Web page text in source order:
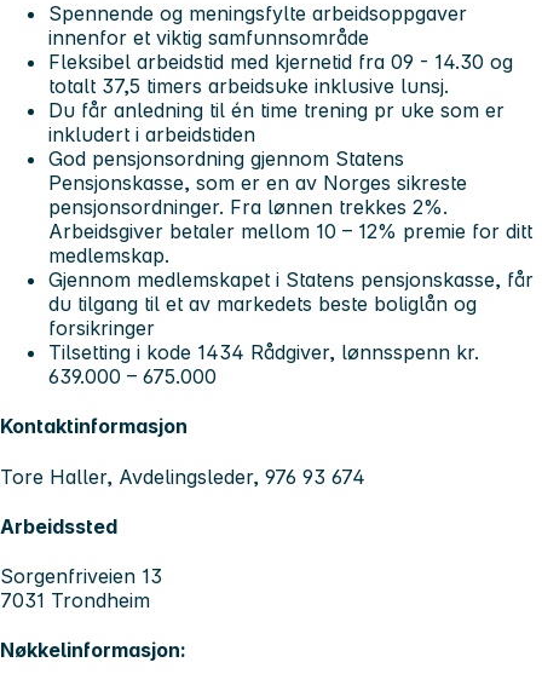
Spennende og meningsfylte arbeidsoppgaver
innenfor et viktig samfunnsområde
Fleksibel arbeidstid med kjernetid fra 09 - 14.30 og
totalt 37,5 timers arbeidsuke inklusive lunsj.
Du får anledning til én time trening pr uke som er
inkludert i arbeidstiden
God pensjonsordning gjennom Statens
Pensjonskasse, som er en av Norges sikreste
pensjonsordninger. Fra lønnen trekkes 2%.
Arbeidsgiver betaler mellom 10 – 12% premie for ditt
medlemskap.
Gjennom medlemskapet i Statens pensjonskasse, får
du tilgang til et av markedets beste boliglån og
forsikringer
Tilsetting i kode 1434 Rådgiver, lønnsspenn kr.
639.000 – 675.000
Kontaktinformasjon
Tore Haller, Avdelingsleder, 976 93 674
Arbeidssted
Sorgenfriveien 13
7031 Trondheim
Nøkkelinformasjon: